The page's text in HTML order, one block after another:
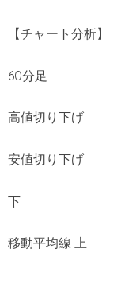
【チャート分析】
60分足
高値切り下げ
安値切り下げ
下
移動平均線 上